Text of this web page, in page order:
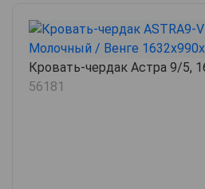
Кровать-чердак Астра 9/5,
56181